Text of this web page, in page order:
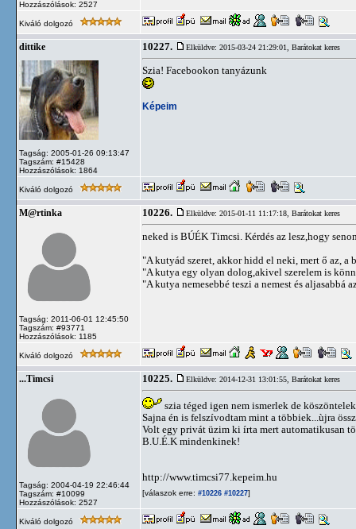
Hozzászólások: 2527
Kiváló dolgozó
dittike
Tagság: 2005-01-26 09:13:47
Tagszám: #15428
Hozzászólások: 1864
10227. Elküldve: 2015-03-24 21:29:01, Barátokat keres
Szia! Facebookon tanyázunk
Képeim
Kiváló dolgozó
M@rtinka
Tagság: 2011-06-01 12:45:50
Tagszám: #93771
Hozzászólások: 1185
10226. Elküldve: 2015-01-11 11:17:18, Barátokat keres
neked is BÚÉK Timcsi. Kérdés az lesz,hogy
"A kutyád szeret, akkor hidd el neki, mert ő az, a
"A kutya egy olyan dolog,akivel szerelem is
"A kutya nemesebbé teszi a nemest és aljasabbá
Kiváló dolgozó
...Timcsi
Tagság: 2004-04-19 22:46:44
Tagszám: #10099
Hozzászólások: 2527
10225. Elküldve: 2014-12-31 13:01:55, Barátokat keres
szia téged igen nem ismerlek de
Sajna én is felszívodtam mint a többiek...ùjra
Volt egy privát üzim ki írta mert automatikusan
B.U.É.K mindenkinek!
http://www.timcsi77.kepeim.hu
[válaszok erre: #10226 #10227]
Kiváló dolgozó